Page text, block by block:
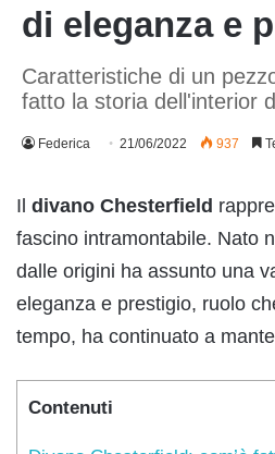
di eleganza e
Caratteristiche di un
fatto la storia dell'interior
Federica 21/06/2022 937
Il divano Chesterfield
fascino intramontabile. Nato
dalle origini ha assunto una
eleganza e prestigio, ruolo
tempo, ha continuato a
Contenuti